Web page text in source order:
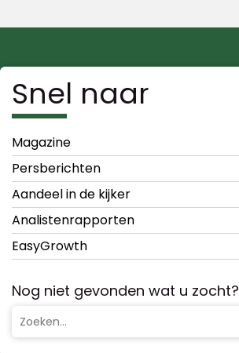
Snel naar
Magazine
Persberichten
Aandeel in de kijker
Analistenrapporten
EasyGrowth
Nog niet gevonden wat u zocht?